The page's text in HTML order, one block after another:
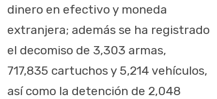
dinero en efectivo y moneda
extranjera; además se ha registrado
el decomiso de 3,303 armas,
717,835 cartuchos y 5,214 vehículos,
así como la detención de 2,048